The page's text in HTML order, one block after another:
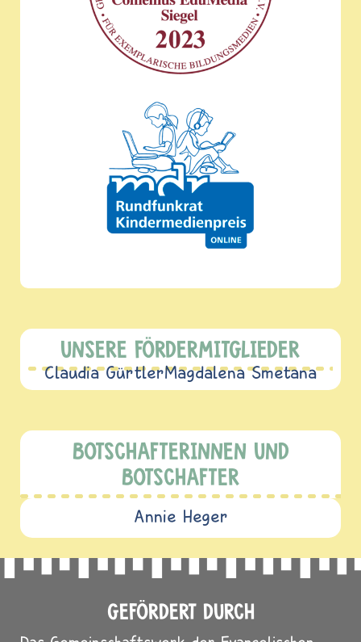
UNSERE FÖRDERMITGLIEDER
Claudia GürtlerMagdalena Smetana
BOTSCHAFTERINNEN UND
BOTSCHAFTER
Annie Heger
GEFÖRDERT DURCH